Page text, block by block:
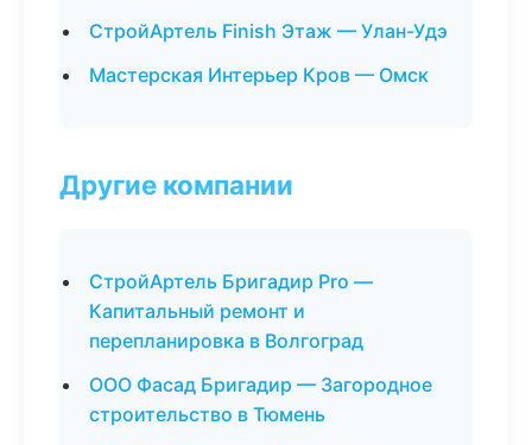
СтройАртель Finish Этаж — Улан-Удэ
Мастерская Интерьер Кров — Омск
Другие компании
СтройАртель Бригадир Pro —
Капитальный ремонт и
перепланировка в Волгоград
ООО Фасад Бригадир — Загородное
строительство в Тюмень